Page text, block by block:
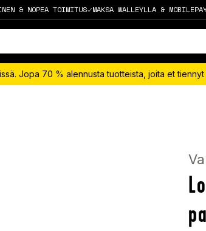
& NOPEA TOIMITUS MAKSA WALLEYLLA &
Jopa 70 % alennusta tuotteista, joita et